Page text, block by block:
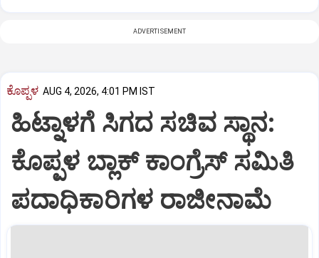
ADVERTISEMENT
ಕೊಪ್ಪಳ AUG 4, 2026, 4:01 PM IST
ಹಿಟ್ನಾಳಗೆ ಸಿಗದ ಸಚಿವ ಸ್ಥಾನ:
ಕೊಪ್ಪಳ ಬ್ಲಾಕ್ ಕಾಂಗ್ರೆಸ್ ಸಮಿತಿ
ಪದಾಧಿಕಾರಿಗಳ ರಾಜೀನಾಮೆ